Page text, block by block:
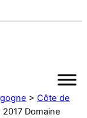
> Côte de
Domaine